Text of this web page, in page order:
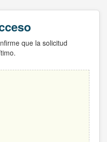
que la solicitud